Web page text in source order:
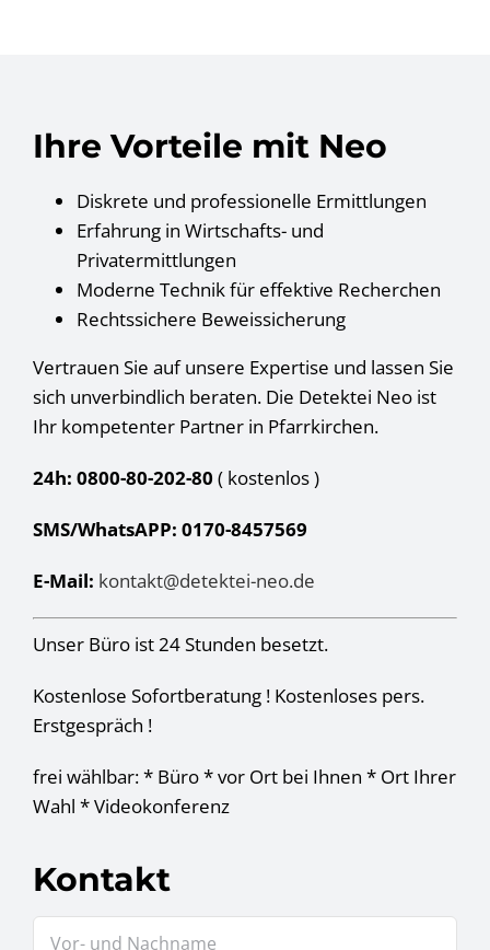
Ihre Vorteile mit Neo
Diskrete und professionelle Ermittlungen
Erfahrung in Wirtschafts- und
Privatermittlungen
Moderne Technik für effektive Recherchen
Rechtssichere Beweissicherung
Vertrauen Sie auf unsere Expertise und lassen Sie
sich unverbindlich beraten. Die Detektei Neo ist
Ihr kompetenter Partner in Pfarrkirchen.
24h: 0800-80-202-80 ( kostenlos)
SMS/WhatsAPP: 0170-8457569
E-Mail: kontakt@detektei-neo.de
Unser Büro ist 24 Stunden besetzt.
Kostenlose Sofortberatung ! Kostenloses pers.
Erstgespräch !
frei wählbar: * Büro * vor Ort bei Ihnen * Ort Ihrer
Wahl * Videokonferenz
Kontakt